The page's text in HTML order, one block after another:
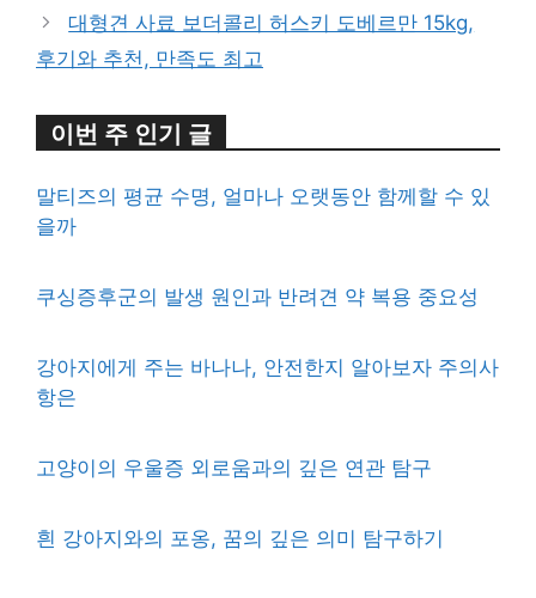
대형견 사료 보더콜리 허스키 도베르만 15kg,
후기와 추천, 만족도 최고
이번 주 인기 글
말티즈의 평균 수명, 얼마나 오랫동안 함께할 수 있
을까
쿠싱증후군의 발생 원인과 반려견 약 복용 중요성
강아지에게 주는 바나나, 안전한지 알아보자 주의사
항은
고양이의 우울증 외로움과의 깊은 연관 탐구
흰 강아지와의 포옹, 꿈의 깊은 의미 탐구하기